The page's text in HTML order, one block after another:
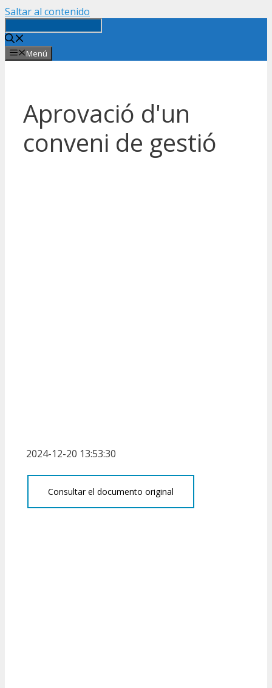
Saltar al contenido
Menú
Aprovació d'un
conveni de gestió
2024-12-20 13:53:30
Consultar el documento original